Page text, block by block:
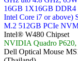
16GB 1X16GB DDR4
Intel Core i7 or
M.2 512GB PCIe
Intel® W480 Chipset
NVIDIA Quadro P620,
Dell Optical Mouse